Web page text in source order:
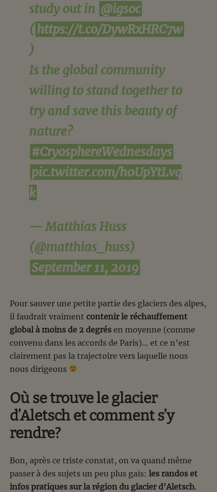
study out in @igsoc
(https://t.co/DywRxHRC7w
)
Is the global community
willing to stand together to
try and save this beauty of
nature?
#CryosphereWednesdays
pic.twitter.com/h0UpYtLvq
k
— Matthias Huss
(@matthias_huss)
September 11, 2019
Pour sauver une petite partie des glaciers des alpes,
il faudrait vraiment contenir le réchauffement
global à moins de 2 degrés en moyenne (comme
convenu dans les accords de Paris)… et ce n’est
clairement pas la trajectoire vers laquelle nous
nous dirigeons
Où se trouve le glacier
d’Aletsch et comment s’y
rendre?
Bon, après ce triste constat, on va quand même
passer à des sujets un peu plus gais: les randos et
infos pratiques sur la région du glacier d’Aletsch.